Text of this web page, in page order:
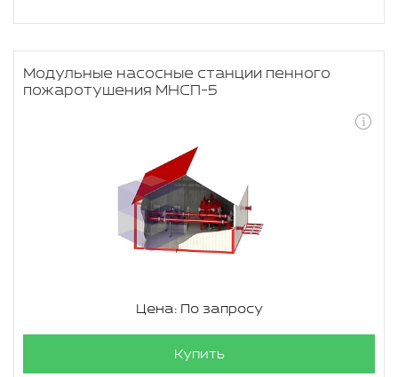
Модульные насосные станции пенного
пожаротушения МНСП-5
Цена: По запросу
Купить